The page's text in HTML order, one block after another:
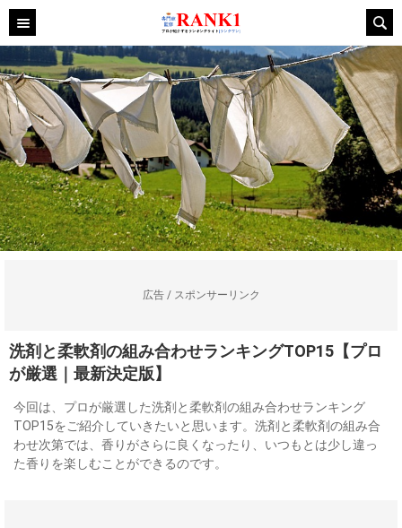
広告 / スポンサーリンク
洗剤と柔軟剤の組み合わせランキングTOP15【プロ
が厳選｜最新決定版】
今回は、プロが厳選した洗剤と柔軟剤の組み合わせランキング
TOP15をご紹介していきたいと思います。洗剤と柔軟剤の組み合
わせ次第では、香りがさらに良くなったり、いつもとは少し違っ
た香りを楽しむことができるのです。